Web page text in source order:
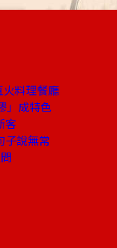
料理餐廳
」成特色
客
說無常